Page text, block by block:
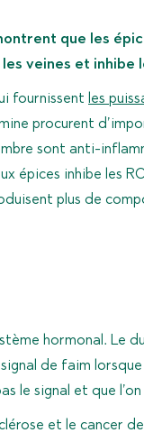
que les
veines et inhibe
fournissent les
procurent
sont anti-
épices inhibe les
plus de
hormonal. Le
de faim
le signal et que
et le cancer